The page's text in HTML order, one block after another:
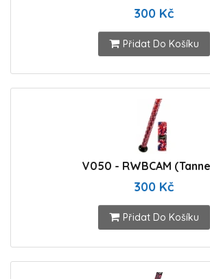
300 Kč
Přidat Do Košíku
V050 - RWBCAM
300 Kč
Přidat Do Košíku